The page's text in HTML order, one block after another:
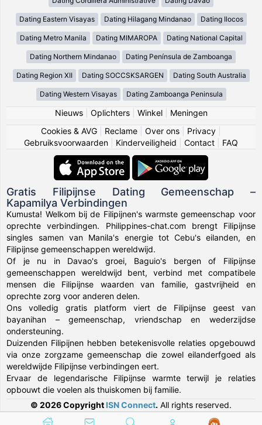
Dating Eastern Visayas Dating Hilagang Mindanao Dating Ilocos
Dating Metro Manila Dating MIMAROPA Dating National Capital
Dating Northern Mindanao Dating Península de Zamboanga
Dating Region XII Dating SOCCSKSARGEN Dating South Australia
Dating Western Visayas Dating Zamboanga Peninsula
Nieuws| Oplichters| Winkel| Meningen
Cookies & AVG
Reclame Over ons Privacy
Gebruiksvoorwaarden
Kinderveiligheid Contact FAQ
Gratis Filipijnse Dating Gemeenschap –
Kapamilya Verbindingen
Kumusta! Welkom bij de Filipijnen's warmste gemeenschap voor
oprechte verbindingen. Philippines-chat.com brengt Filipijnse
singles samen van Manila's energie tot Cebu's eilanden, en
Filipijnse gemeenschappen wereldwijd.
Of je nu in Davao's groei, Baguio's bergen of Filipijnse
gemeenschappen wereldwijd bent, verbind met compatibele
mensen die Filipijnse waarden van familie, gastvrijheid en
oprechte zorg voor anderen delen.
Ons volledig gratis platform viert de Filipijnse geest van
bayanihan – gemeenschap, vriendschap en wederzijdse
ondersteuning.
Duizenden Filipijnen hebben betekenisvolle relaties opgebouwd
via onze zorgzame gemeenschap die zowel eilanderfgoed als
wereldwijde Filipijnse verbindingen eert.
Ervaar de legendarische Filipijnse warmte terwijl je relaties
opbouwt die voelen als thuiskomen bij familie.
© 2026 Copyright ISN Connect. All rights reserved.